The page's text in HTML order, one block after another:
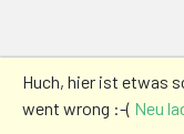
Huch, hier ist etwas
went wrong :-( Neu